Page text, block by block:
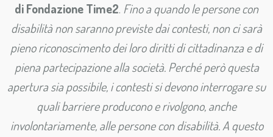
di Fondazione Time2. Fino a quando le persone con
disabilità non saranno previste dai contesti, non ci sarà
pieno riconoscimento dei loro diritti di cittadinanza e di
piena partecipazione alla società. Perché però questa
apertura sia possibile, i contesti si devono interrogare su
quali barriere producono e rivolgono, anche
involontariamente, alle persone con disabilità. A questo